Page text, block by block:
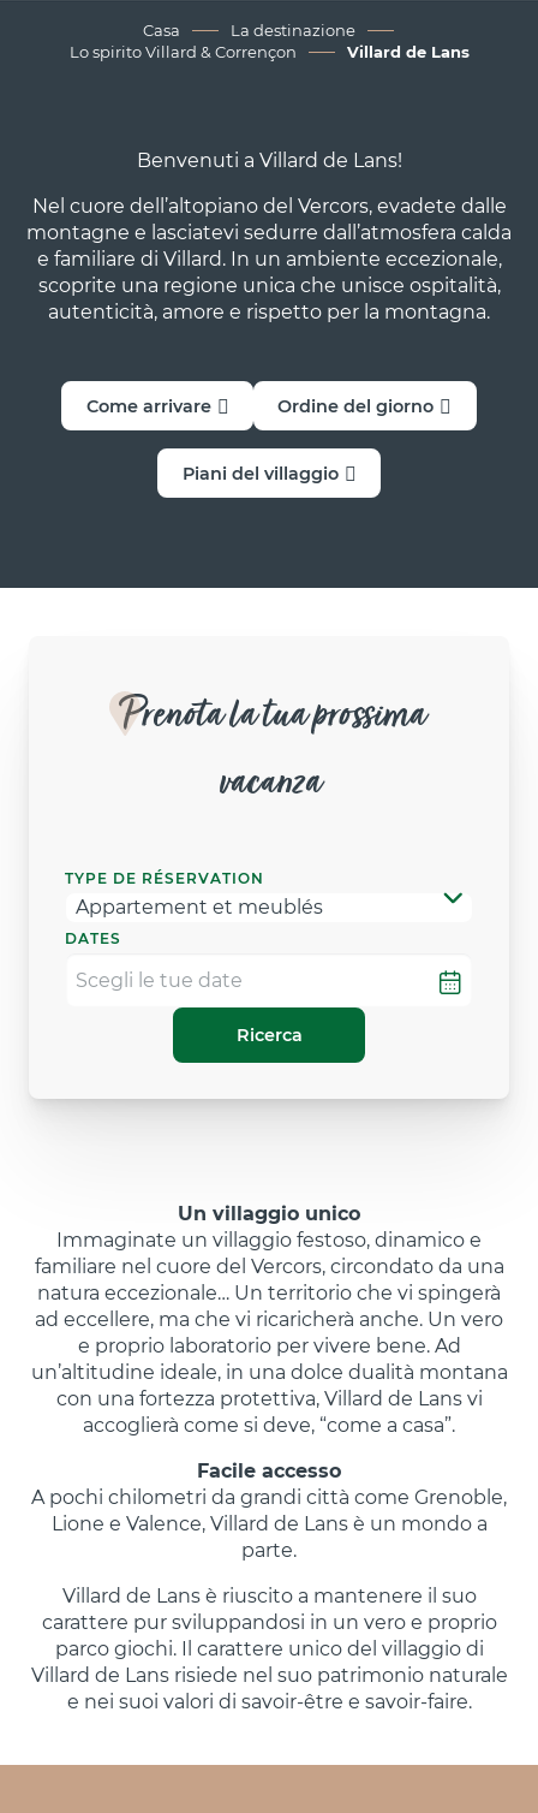
Ricerca
Casa
La destinazione
Lo spirito Villard & Corrençon
Villard de Lans
Benvenuti a Villard de Lans!
Nel cuore dell’altopiano del Vercors, evadete dalle
montagne e lasciatevi sedurre dall’atmosfera calda
e familiare di Villard. In un ambiente eccezionale,
scoprite una regione unica che unisce ospitalità,
autenticità, amore e rispetto per la montagna.
Come arrivare Ordine del giorno
Piani del villaggio
Prenota la tua prossima
vacanza
TYPE DE RÉSERVATION
DATES
Ricerca
Un villaggio unico
Immaginate un villaggio festoso, dinamico e
familiare nel cuore del Vercors, circondato da una
natura eccezionale… Un territorio che vi spingerà
ad eccellere, ma che vi ricaricherà anche. Un vero
e proprio laboratorio per vivere bene. Ad
un’altitudine ideale, in una dolce dualità montana
con una fortezza protettiva, Villard de Lans vi
accoglierà come si deve, “come a casa”.
Facile accesso
A pochi chilometri da grandi città come Grenoble,
Lione e Valence, Villard de Lans è un mondo a
parte.
Villard de Lans è riuscito a mantenere il suo
carattere pur sviluppandosi in un vero e proprio
parco giochi. Il carattere unico del villaggio di
Villard de Lans risiede nel suo patrimonio naturale
e nei suoi valori di savoir-être e savoir-faire.